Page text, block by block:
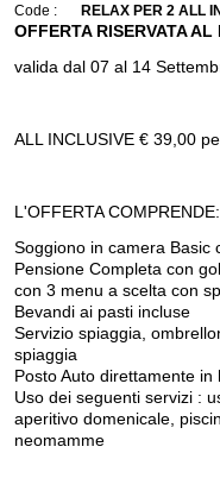
Code : RELAX PER 2 ALL
OFFERTA RISERVATA
valida dal 07 al 14
ALL INCLUSIVE € 39,00
L'OFFERTA COMPRENDE:
Soggiono in camera Basic
Pensione Completa con
con 3 menu a scelta con
Bevandi ai pasti incluse
Servizio spiaggia,
spiaggia
Posto Auto direttamente in
Uso dei seguenti servizi :
aperitivo domenicale,
neomamme